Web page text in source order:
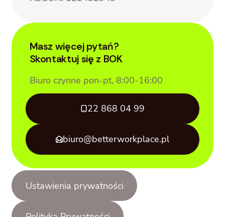
Masz więcej pytań?
Skontaktuj się z BOK
Biuro czynne pon-pt, 8:00-16:00
22 868 04 99
biuro@betterworkplace.pl
Ustawienia prywatności